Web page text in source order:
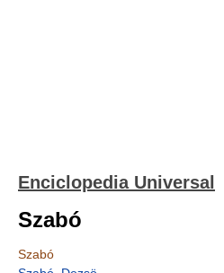
Enciclopedia Universal
Szabó
Szabó